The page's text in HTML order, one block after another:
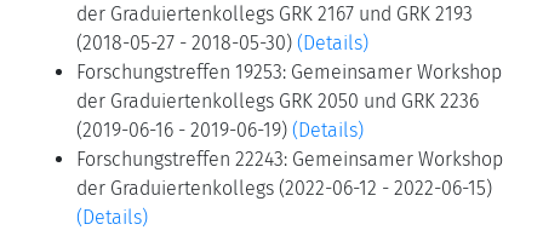
der Graduiertenkollegs GRK 2167 und GRK 2193
(2018-05-27 - 2018-05-30) (Details)
Forschungstreffen 19253: Gemeinsamer Workshop
der Graduiertenkollegs GRK 2050 und GRK 2236
(2019-06-16 - 2019-06-19) (Details)
Forschungstreffen 22243: Gemeinsamer Workshop
der Graduiertenkollegs (2022-06-12 - 2022-06-15)
(Details)